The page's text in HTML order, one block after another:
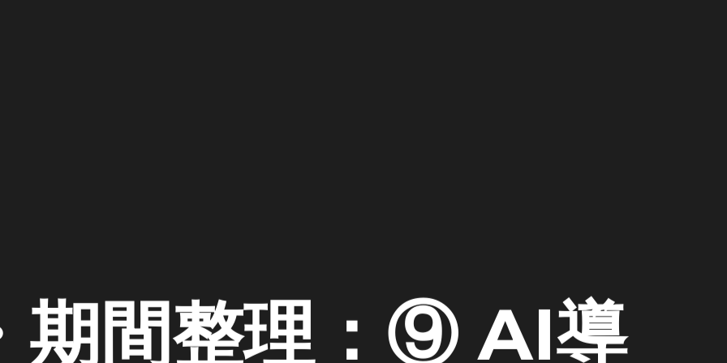
期間整理：⑨ AI導